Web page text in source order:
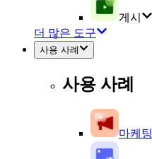
게시
더 많은 도구
사용 사례
사용 사례
마케팅